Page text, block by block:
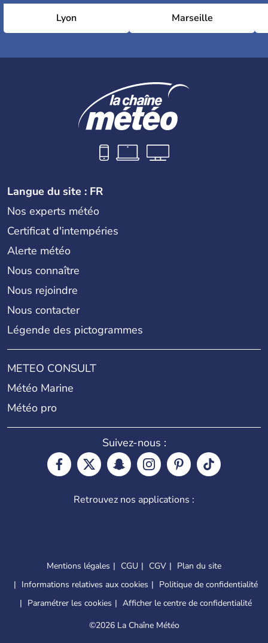
Lyon Marseille
Langue du site : FR
Nos experts météo
Certificat d'intempéries
Alerte météo
Nous connaître
Nous rejoindre
Nous contacter
Légende des pictogrammes
METEO CONSULT
Météo Marine
Météo pro
Suivez-nous :
Retrouvez nos applications :
Mentions légales CGU CGV
Plan du site
Informations relatives aux cookies
Politique de confidentialité
Paramétrer les cookies
Afficher le centre de confidentialité
©2026 La Chaîne Météo